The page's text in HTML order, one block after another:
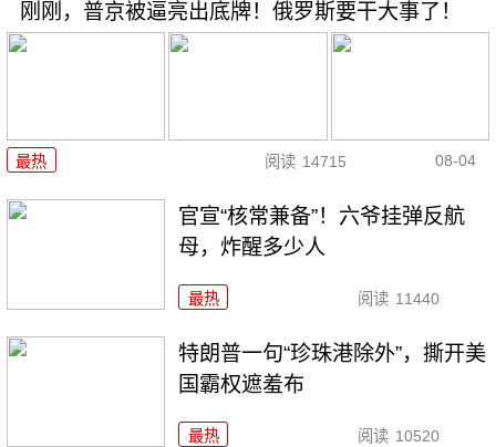
刚刚，普京被逼亮出底牌！俄罗斯要干大事了！
最热 阅读 14715 08-04
官宣“核常兼备”！六爷挂弹反航
母，炸醒多少人
最热 阅读 11440
特朗普一句“珍珠港除外”，撕开美
国霸权遮羞布
最热 阅读 10520